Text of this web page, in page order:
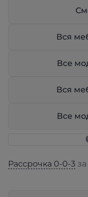
Вся
Все
Вся
Все
Рассрочка 0-0-3